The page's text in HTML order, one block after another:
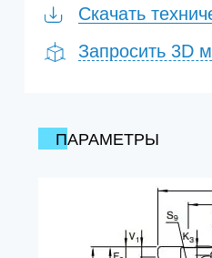
Скачать
Запросить 3D
ПАРАМЕТРЫ